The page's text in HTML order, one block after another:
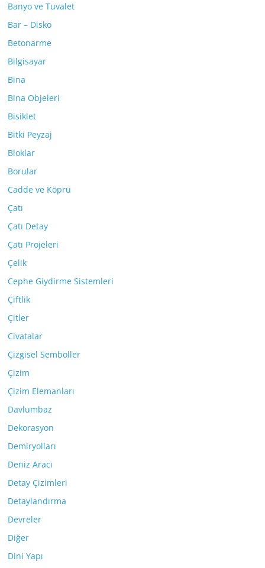
Banyo ve Tuvalet
Bar – Disko
Betonarme
Bilgisayar
Bina
Bina Objeleri
Bisiklet
Bitki Peyzaj
Bloklar
Borular
Cadde ve Köprü
Çatı
Çatı Detay
Çatı Projeleri
Çelik
Cephe Giydirme Sistemleri
Çiftlik
Çitler
Civatalar
Çizgisel Semboller
Çizim
Çizim Elemanları
Davlumbaz
Dekorasyon
Demiryolları
Deniz Aracı
Detay Çizimleri
Detaylandırma
Devreler
Diğer
Dini Yapı